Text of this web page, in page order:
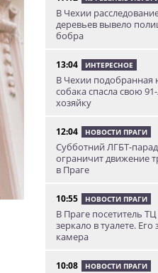
В Чехии
деревьев вывело
бобра
13:04 ИНТЕРЕСНОЕ
В Чехии подобранная
собака спасла свою
хозяйку
12:04 НОВОСТИ ПРАГИ
Субботний ЛГБТ-парад
ограничит движение
в Праге
10:55 НОВОСТИ ПРАГИ
В Праге посетитель
зеркало в туалете. Его
камера
10:08 НОВОСТИ ПРАГИ